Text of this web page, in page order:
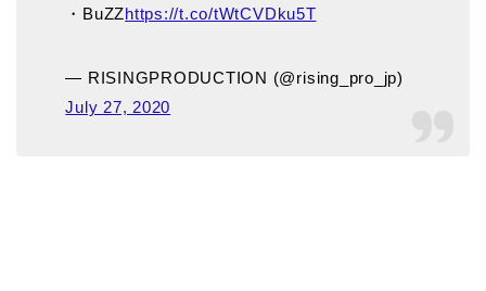
・BuZZhttps://t.co/tWtCVDku5T
— RISINGPRODUCTION (@rising_pro_jp)
July 27, 2020